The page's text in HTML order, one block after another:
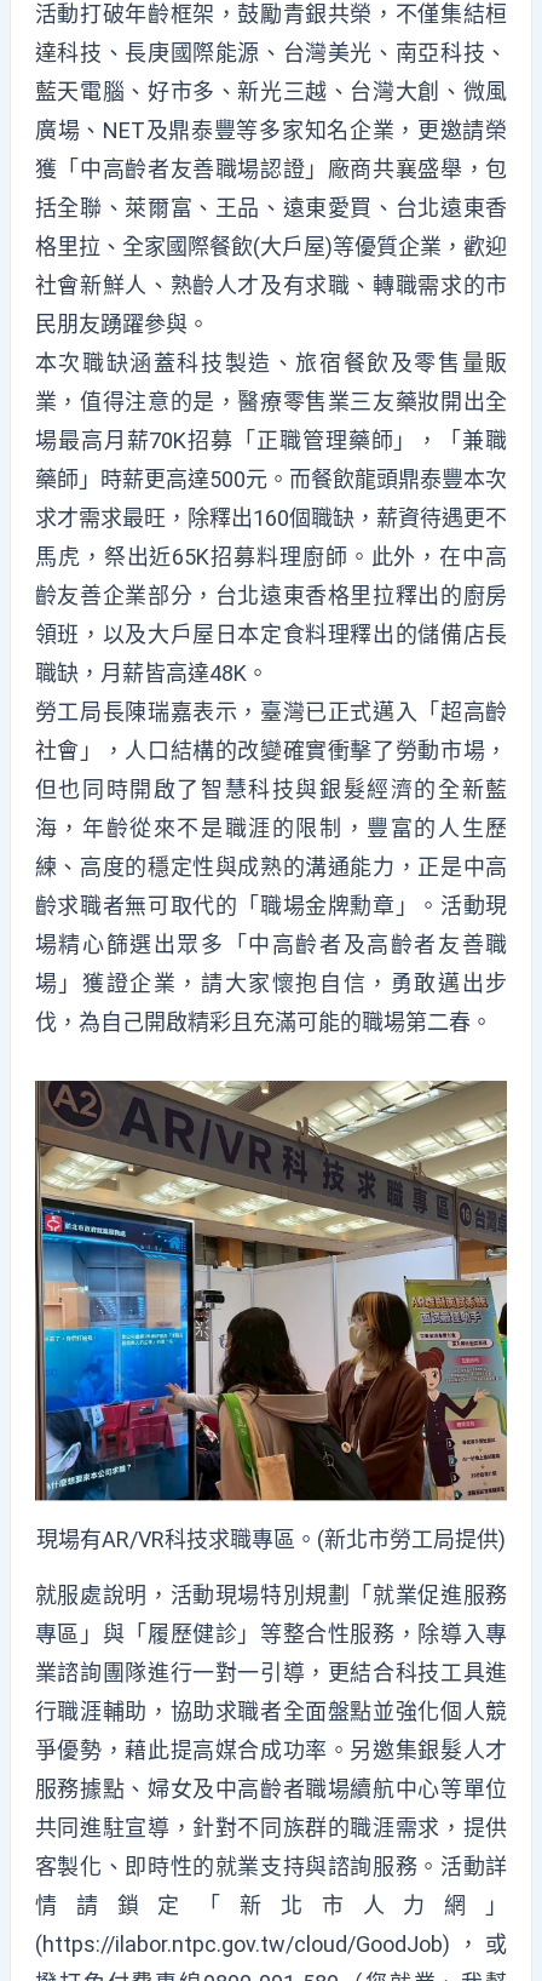
活動打破年齡框架，鼓勵青銀共榮，不僅集結桓
達科技、長庚國際能源、台灣美光、南亞科技、
藍天電腦、好市多、新光三越、台灣大創、微風
廣場、NET及鼎泰豐等多家知名企業，更邀請榮
獲「中高齡者友善職場認證」廠商共襄盛舉，包
括全聯、萊爾富、王品、遠東愛買、台北遠東香
格里拉、全家國際餐飲(大戶屋)等優質企業，歡迎
社會新鮮人、熟齡人才及有求職、轉職需求的市
民朋友踴躍參與。
本次職缺涵蓋科技製造、旅宿餐飲及零售量販
業，值得注意的是，醫療零售業三友藥妝開出全
場最高月薪70K招募「正職管理藥師」，「兼職
藥師」時薪更高達500元。而餐飲龍頭鼎泰豐本次
求才需求最旺，除釋出160個職缺，薪資待遇更不
馬虎，祭出近65K招募料理廚師。此外，在中高
齡友善企業部分，台北遠東香格里拉釋出的廚房
領班，以及大戶屋日本定食料理釋出的儲備店長
職缺，月薪皆高達48K。
勞工局長陳瑞嘉表示，臺灣已正式邁入「超高齡
社會」，人口結構的改變確實衝擊了勞動市場，
但也同時開啟了智慧科技與銀髮經濟的全新藍
海，年齡從來不是職涯的限制，豐富的人生歷
練、高度的穩定性與成熟的溝通能力，正是中高
齡求職者無可取代的「職場金牌勳章」。活動現
場精心篩選出眾多「中高齡者及高齡者友善職
場」獲證企業，請大家懷抱自信，勇敢邁出步
伐，為自己開啟精彩且充滿可能的職場第二春。
現場有AR/VR科技求職專區。(新北市勞工局提供)
就服處說明，活動現場特別規劃「就業促進服務
專區」與「履歷健診」等整合性服務，除導入專
業諮詢團隊進行一對一引導，更結合科技工具進
行職涯輔助，協助求職者全面盤點並強化個人競
爭優勢，藉此提高媒合成功率。另邀集銀髮人才
服務據點、婦女及中高齡者職場續航中心等單位
共同進駐宣導，針對不同族群的職涯需求，提供
客製化、即時性的就業支持與諮詢服務。活動詳
情請鎖定「新北市人力網」
(https://ilabor.ntpc.gov.tw/cloud/GoodJob)，或